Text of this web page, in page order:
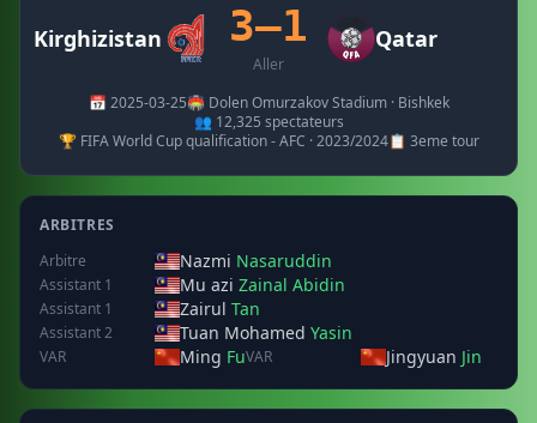
Kirghizistan 3–1
Aller
Qatar
📅 2025-03-25🏟️ Dolen Omurzakov Stadium · Bishkek
👥 12,325 spectateurs
🏆 FIFA World Cup qualification - AFC · 2023/2024📋 3eme tour
ARBITRES
Arbitre
Nazmi Nasaruddin
Assistant 1 Mu azi Zainal Abidin
Assistant 1 Zairul Tan
Assistant 2 Tuan Mohamed Yasin
VAR Ming FuVAR Jingyuan Jin